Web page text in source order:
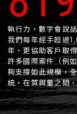
執行力，數字會說話
我們每年經手超過
年，更協助客戶取
許多國際案件（例
夠支撐如此規模，
統，在質與量之間